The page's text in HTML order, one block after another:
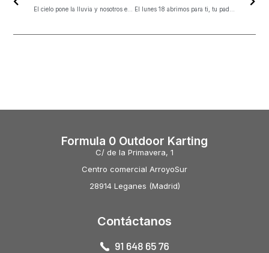
Formula 0 Outdoor Karting
C/ de la Primavera, 1
Centro comercial ArroyoSur
28914 Leganes (Madrid)
Contáctanos